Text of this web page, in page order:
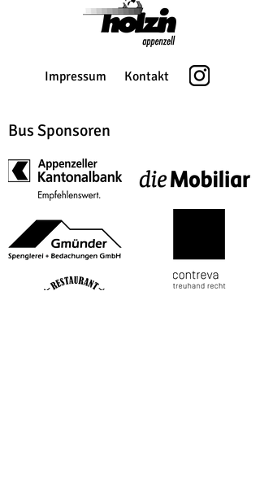
Impressum Kontakt
Bus Sponsoren